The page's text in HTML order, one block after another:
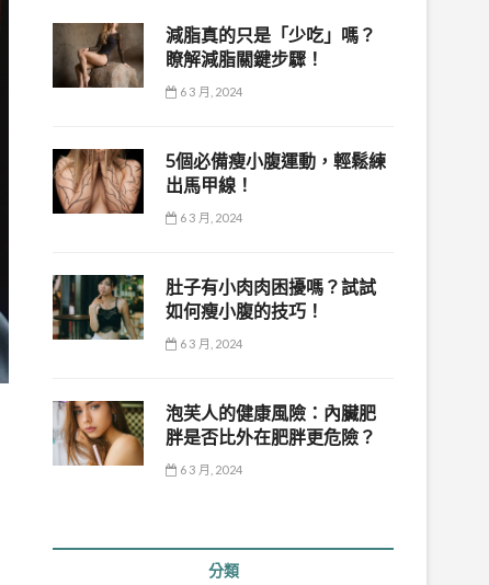
減脂真的只是「少吃」嗎？
瞭解減脂關鍵步驟！
6 3 月, 2024
5個必備瘦小腹運動，輕鬆練
出馬甲線！
6 3 月, 2024
肚子有小肉肉困擾嗎？試試
如何瘦小腹的技巧！
6 3 月, 2024
泡芙人的健康風險：內臟肥
胖是否比外在肥胖更危險？
6 3 月, 2024
分類